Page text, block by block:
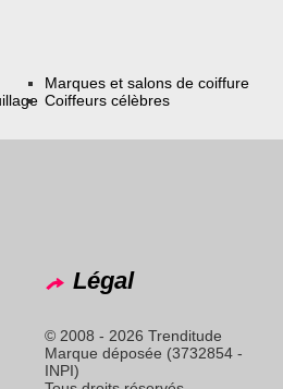
Marques et salons de coiffure
Coiffeurs célèbres
Légal
© 2008 - 2026 Trenditude
Marque déposée (3732854 -
INPI)